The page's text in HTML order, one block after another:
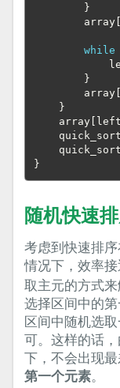
}
array
while
}
array
}
array
left
quick_sort
quick_sort
}
随机快速
考虑到快速排
情况下，效率
取主元的方式
选择区间中的
区间中随机选
可。这样的话
下，不会出现最
第一个元素。